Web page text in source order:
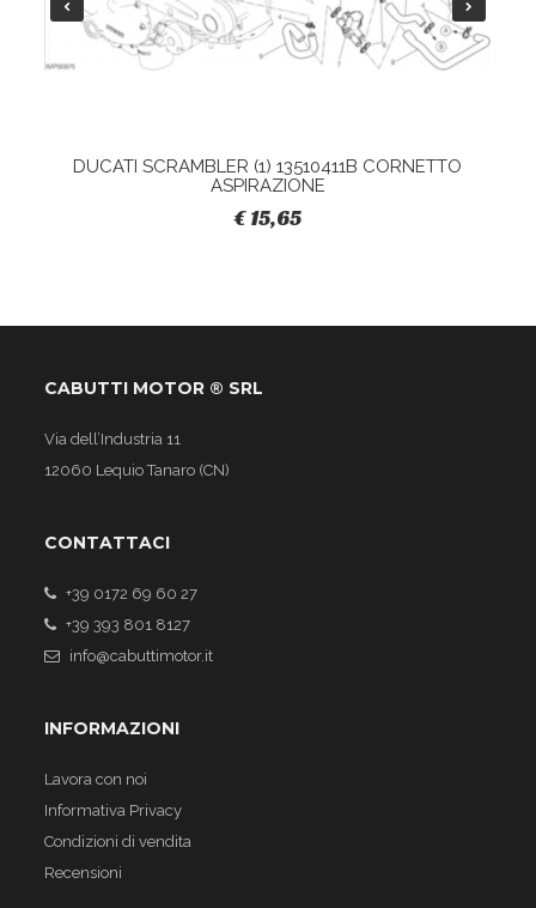
DUCATI SCRAMBLER (1) 13510411B CORNETTO
ASPIRAZIONE
€ 15,65
CABUTTI MOTOR ® SRL
Via dell’Industria 11
12060 Lequio Tanaro (CN)
CONTATTACI
+39 0172 69 60 27
+39 393 801 8127
info@cabuttimotor.it
INFORMAZIONI
Lavora con noi
Informativa Privacy
Condizioni di vendita
Recensioni